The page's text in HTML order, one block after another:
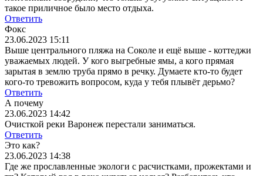
такое приличное было место отдыха.
Ответить
Фокс
23.06.2023 15:11
Выше центрального пляжа на Соколе и ещё выше - коттеджи
уважаемых людей. У кого выгребные ямы, а кого прямая
зарытая в землю труба прямо в речку. Думаете кто-то будет
кого-то тревожить вопросом, куда у тебя плывёт дерьмо?
Ответить
А почему
23.06.2023 14:42
Очисткой реки Варонеж перестали заниматься.
Ответить
Это как?
23.06.2023 14:38
Где же прославленные экологи с расчистками, прожектами и